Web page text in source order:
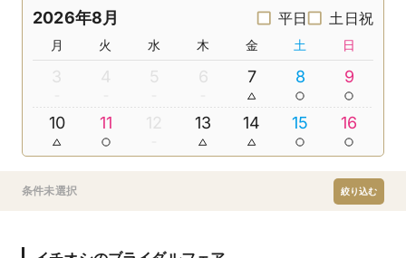
2026年8月 平日 土日祝
月 火 水 木 金 土 日
3 4 5 6 7 8 9
10 11 12 13 14 15 16
条件未選択 絞り込む